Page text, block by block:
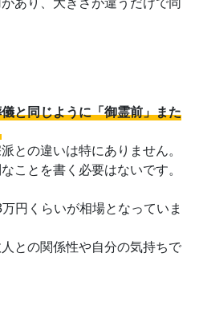
と同じように「御霊前」また
との違いは特にありません。
ことを書く必要はないです。
円くらいが相場となっていま
との関係性や自分の気持ちで